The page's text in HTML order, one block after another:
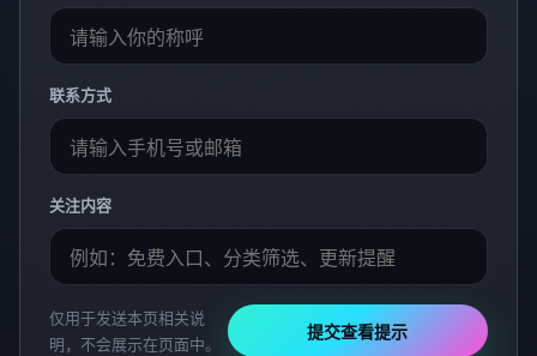
联系方式
关注内容
仅用于发送本页相关说
明，不会展示在页面中。
提交查看提示